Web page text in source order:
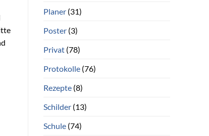
Planer(31)
Poster(3)
Privat(78)
Protokolle(76)
Rezepte(8)
Schilder(13)
Schule(74)